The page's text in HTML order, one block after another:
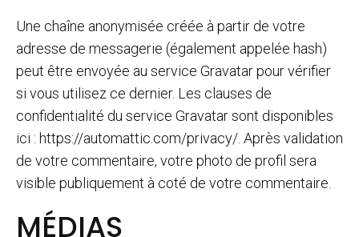
Une chaîne anonymisée créée à partir de votre
adresse de messagerie (également appelée hash)
peut être envoyée au service Gravatar pour vérifier
si vous utilisez ce dernier. Les clauses de
confidentialité du service Gravatar sont disponibles
ici : https://automattic.com/privacy/. Après validation
de votre commentaire, votre photo de profil sera
visible publiquement à coté de votre commentaire.
MÉDIAS